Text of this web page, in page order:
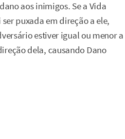
aos inimigos. Se a Vida
puxada em direção a ele,
estiver igual ou menor a
dela, causando Dano